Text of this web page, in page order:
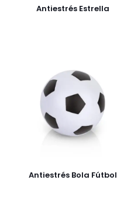
Antiestrés Estrella
Antiestrés Bola Fútbol